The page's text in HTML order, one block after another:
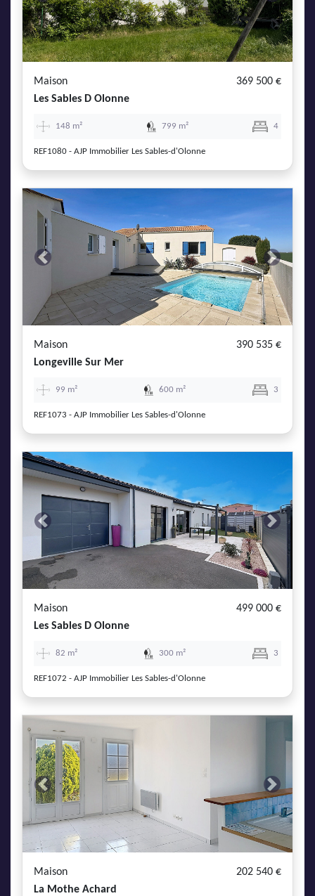
Maison
369 500 €
Les Sables D Olonne
148 m² 799 m² 4
REF1080 - AJP Immobilier Les Sables-d'Olonne
Previous Next
Maison
390 535 €
Longeville Sur Mer
99 m² 600 m² 3
REF1073 - AJP Immobilier Les Sables-d'Olonne
Previous Next
Maison
499 000 €
Les Sables D Olonne
82 m² 300 m² 3
REF1072 - AJP Immobilier Les Sables-d'Olonne
Previous Next
Maison
202 540 €
La Mothe Achard